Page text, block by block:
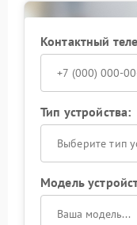
Контактный
Тип устройства:
Выберите тип
Модель